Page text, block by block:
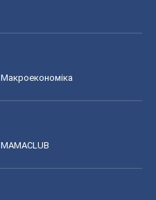
Макроекономіка
MAMACLUB